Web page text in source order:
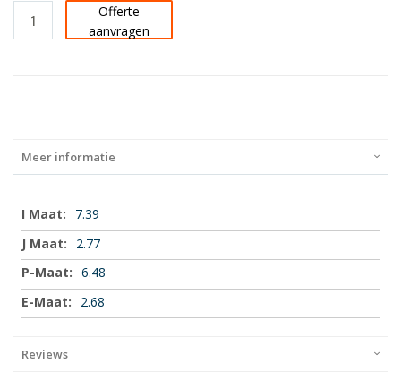
Offerte
aanvragen
Meer informatie
Meer
informatie
7.39
2.77
6.48
2.68
Reviews